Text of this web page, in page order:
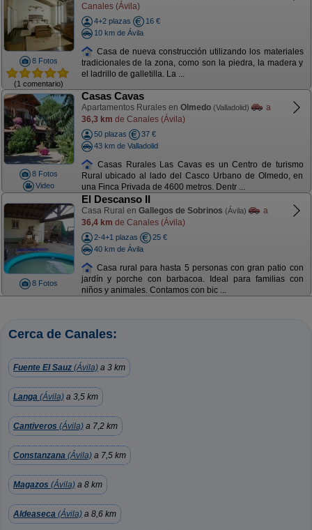
8 Fotos
(1 comentario)
Canales (Ávila)
4+2 plazas
16 €
10 km de Ávila
Casa de nueva construcción utilizando los materiales
tradicionales de la zona, como son la piedra, la madera y
el ladrillo de galletilla. La ...
8 Fotos
Video
Casas Cavas
Apartamentos Rurales en Olmedo (Valladolid)
a
36,3 km de Canales (Ávila)
50 plazas
37 €
43 km de Valladolid
Casas Rurales Las Cavas es un Centro de turismo
Rural ubicado al lado del Casco Urbano de Olmedo, en
una Finca Privada de 4600 metros. Dentr ...
8 Fotos
El Descanso II
Casa Rural en Gallegos de Sobrinos (Ávila)
a
36,4 km de Canales (Ávila)
2-4+1 plazas
25 €
40 km de Ávila
Casa rural para hasta 5 personas con gran patio con
jardín y porche con barbacoa. Ideal para familias con
niños y animales. Contamos con bic ...
Cerca de Canales:
Fuente El Sauz (Ávila) a 3 km
Langa (Ávila) a 3,5 km
Cantiveros (Ávila) a 7,2 km
Constanzana (Ávila) a 7,5 km
Magazos (Ávila) a 8 km
Aldeaseca (Ávila) a 8,6 km